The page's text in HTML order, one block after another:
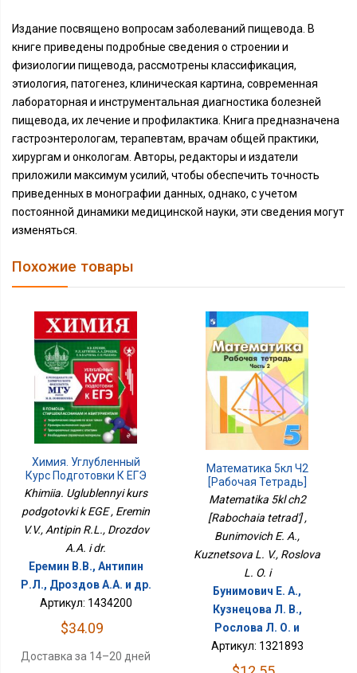
Издание посвящено вопросам заболеваний пищевода. В
книге приведены подробные сведения о строении и
физиологии пищевода, рассмотрены классификация,
этиология, патогенез, клиническая картина, современная
лабораторная и инструментальная диагностика болезней
пищевода, их лечение и профилактика. Книга предназначена
гастроэнтерологам, терапевтам, врачам общей практики,
хирургам и онкологам. Авторы, редакторы и издатели
приложили максимум усилий, чтобы обеспечить точность
приведенных в монографии данных, однако, с учетом
постоянной динамики медицинской науки, эти сведения могут
изменяться.
Похожие товары
Химия. Углубленный
Курс Подготовки К ЕГЭ
Khimiia. Uglublennyi kurs
podgotovki k EGE , Eremin
V.V., Antipin R.L., Drozdov
A.A. i dr.
Еремин В.В., Антипин
Р.Л., Дроздов А.А. и др.
Артикул: 1434200
$34.09
Доставка за 14–20 дней
Математика 5кл Ч2
[Рабочая Тетрадь]
Matematika 5kl ch2
[Rabochaia tetrad'] ,
Bunimovich E. A.,
Kuznetsova L. V., Roslova
L. O. i
Бунимович Е. А.,
Кузнецова Л. В.,
Рослова Л. О. и
Артикул: 1321893